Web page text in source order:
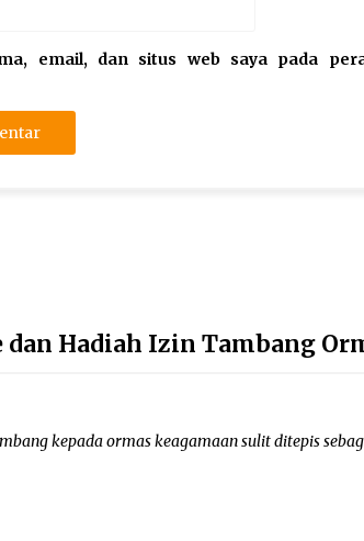
email, dan situs web saya pada
Hadiah Izin Tambang
kepada ormas keagamaan sulit ditepis